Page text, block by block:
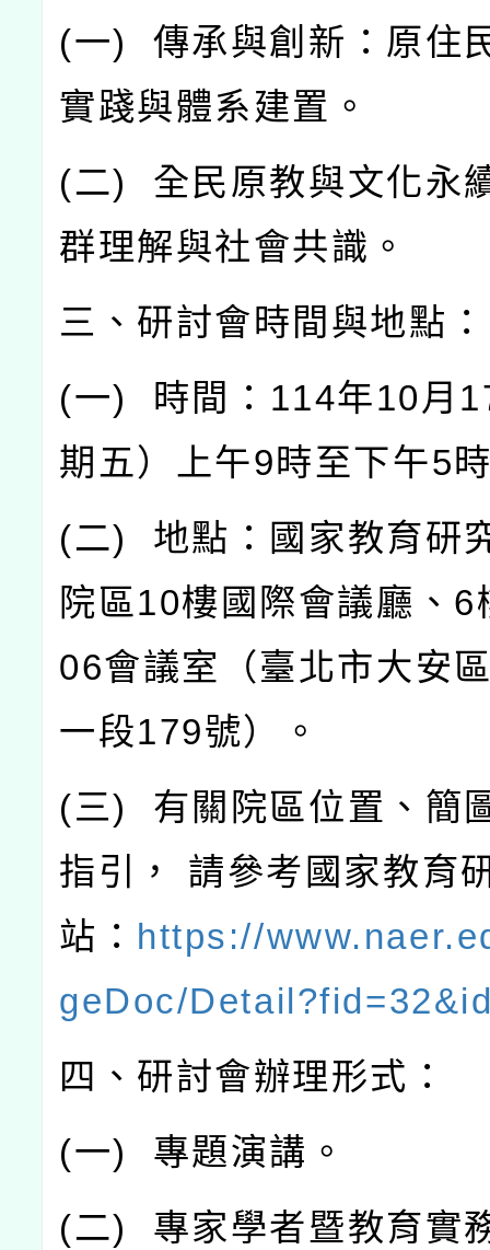
(一) 傳承與創新：原住
實踐與體系建置。
(二) 全民原教與文化永
群理解與社會共識。
三、研討會時間與地點：
(一) 時間： 114年10月
期五）上午9時至下午5
(二) 地點：國家教育研
院區10樓國際會議廳、 6
06會議室（臺北市大安
一段179號）。
(三) 有關院區位置、簡
指引，
請參考國家教育
站： https://
geDoc/
四、研討會辦理形式：
(一) 專題演講。
(二) 專家學者暨教育實